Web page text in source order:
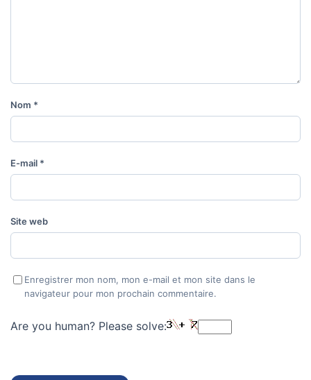
Nom *
E-mail *
Site web
Enregistrer mon nom, mon e-mail et mon site dans le
navigateur pour mon prochain commentaire.
Are you human? Please solve: